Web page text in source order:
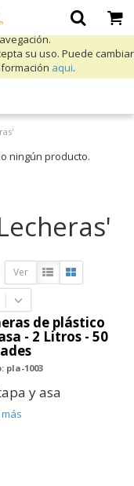
nuestros servicios
mediante el
su uso. Puede cambiar
aqui.
ningún producto.
Ver
de plástico
- 2 Litros - 50
pla-1003
y asa